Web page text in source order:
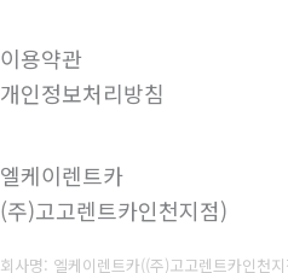
이용약관
개인정보처리방침
엘케이렌트카
(주)고고렌트카인천지점)
회사명: 엘케이렌트카((주)고고렌트카인천